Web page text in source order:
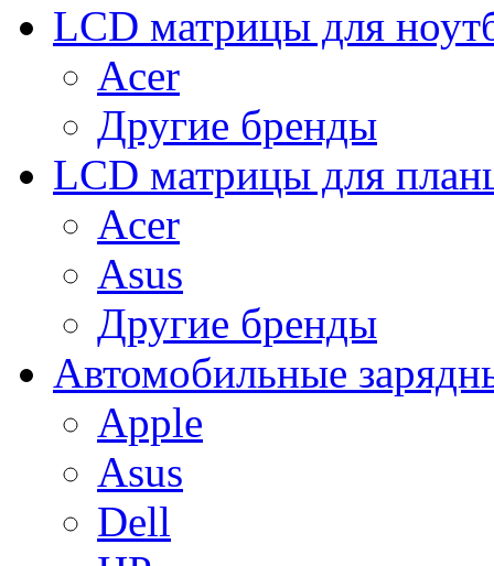
LCD матрицы для
Acer
Другие бренды
LCD матрицы для
Acer
Asus
Другие бренды
Автомобильные
Apple
Asus
Dell